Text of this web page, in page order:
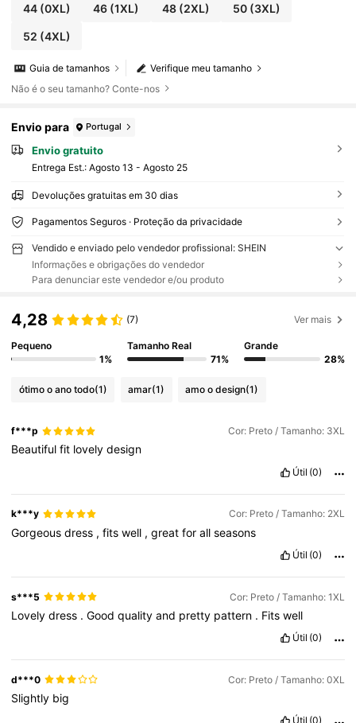
44(0XL) 46 (1XL) 48(2XL) 50(3XL)
52 (4XL)
Verifique meu tamanho
Guia de tamanhos
Não é o seu tamanho? Conte-nos
Envio para Portugal
Envio gratuito
Entrega Est.: Agosto 13 - Agosto 25
Devoluções gratuitas em 30 dias
Pagamentos Seguros · Proteção da privacidade
Vendido e enviado pelo vendedor profissional: SHEIN
Informações e obrigações do vendedor
Para denunciar este vendedor e/ou produto
4,28 (7) Ver mais
Pequeno
1%
Tamanho Real
71%
Grande
28%
ótimo o ano todo(1) amar(1) amo o design(1)
f***p Cor: Preto / Tamanho: 3XL
Beautifulfit lovelydesign
Útil (0)
k***y Cor: Preto / Tamanho: 2XL
Gorgeousdress ,fitswell ,greatforallseasons
Útil (0)
s***5 Cor: Preto / Tamanho: 1XL
Lovelydress .Goodqualityand pretty pattern . Fitswell
Útil (0)
d***0 Cor: Preto / Tamanho: 0XL
Slightly big
Útil (0)